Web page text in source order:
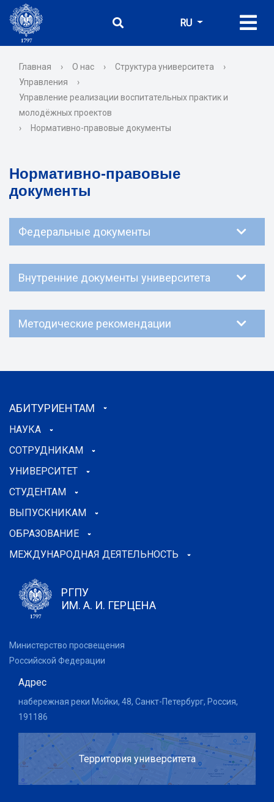
RU
Главная › О нас › Структура университета
›
Управления
›
Управление реализации воспитательных практик и
молодёжных проектов
›
Нормативно-правовые документы
Нормативно-правовые
документы
Федеральные документы
Внутренние документы университета
Методические рекомендации
АБИТУРИЕНТАМ
НАУКА
СОТРУДНИКАМ
УНИВЕРСИТЕТ
СТУДЕНТАМ
ВЫПУСКНИКАМ
ОБРАЗОВАНИЕ
МЕЖДУНАРОДНАЯ ДЕЯТЕЛЬНОСТЬ
РГПУ
ИМ. А. И. ГЕРЦЕНА
Министерство просвещения
Российской Федерации
Адрес
набережная реки Мойки, 48, Санкт-Петербург, Россия,
191186
Территория университета